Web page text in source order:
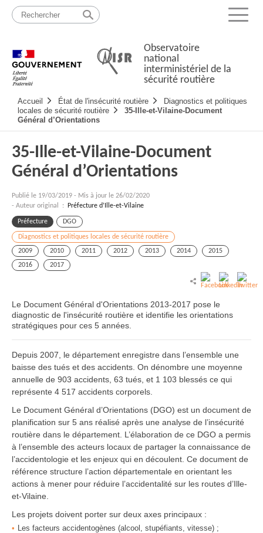
Passer
contenu
Menu
Observatoire
national
interministériel de la
sécurité routière
principale
Accueil État de l'insécurité routière
Diagnostics et politiques
locales de sécurité routière
35-Ille-et-Vilaine-Document
Général d’Orientations
35-Ille-et-Vilaine-Document
Général d’Orientations
Publié le 19/03/2019 - Mis à jour le 26/02/2020
- Auteur original :
Préfecture d’Ille-et-Vilaine
Préfecture DGO
Diagnostics et politiques locales de sécurité routière
2009
2010 2011 2012 2013 2014
2015
2016
2017
Le Document Général d'Orientations 2013-2017 pose le
diagnostic de l'insécurité routière et identifie les orientations
stratégiques pour ces 5 années.
Depuis 2007, le département enregistre dans l’ensemble une
baisse des tués et des accidents. On dénombre une moyenne
annuelle de 903 accidents, 63 tués, et 1 103 blessés ce qui
représente 4 517 accidents corporels.
Le Document Général d’Orientations (DGO) est un document de
planification sur 5 ans réalisé après une analyse de l’insécurité
routière dans le département. L’élaboration de ce DGO a permis
à l’ensemble des acteurs locaux de partager la connaissance de
l’accidentologie et les enjeux qui en découlent. Ce document de
référence structure l’action départementale en orientant les
actions à mener pour réduire l’accidentalité sur les routes d’Ille-
et-Vilaine.
Les projets doivent porter sur deux axes principaux :
Les facteurs accidentogènes (alcool, stupéfiants, vitesse) ;